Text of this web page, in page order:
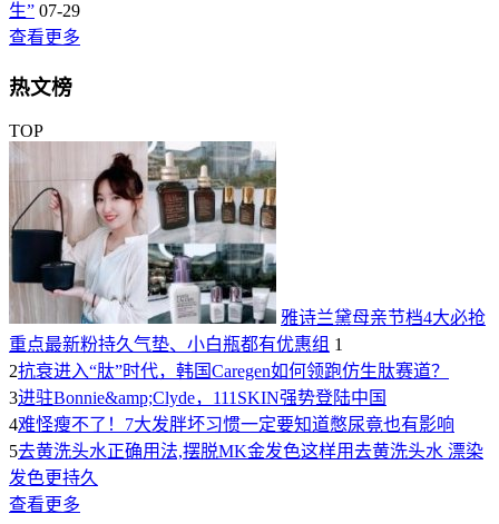
生” 07-29
查看更多
热文榜
TOP
雅诗兰黛母亲节档4大必抢
重点最新粉持久气垫、小白瓶都有优惠组 1
2抗衰进入“肽”时代，韩国Caregen如何领跑仿生肽赛道？
3进驻Bonnie&amp;Clyde，111SKIN强势登陆中国
4难怪瘦不了！7大发胖坏习惯一定要知道憋尿竟也有影响
5去黄洗头水正确用法,摆脱MK金发色这样用去黄洗头水 漂染
发色更持久
查看更多